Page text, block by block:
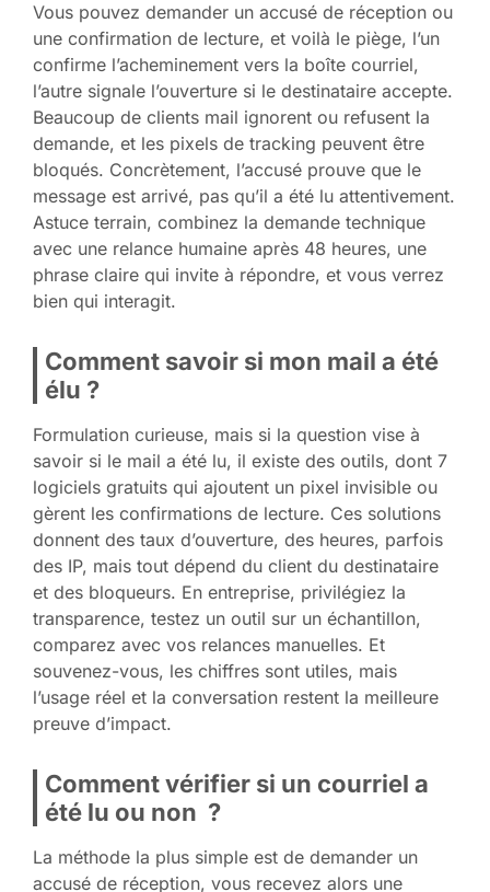
Vous pouvez demander un accusé de réception ou
une confirmation de lecture, et voilà le piège, l’un
confirme l’acheminement vers la boîte courriel,
l’autre signale l’ouverture si le destinataire accepte.
Beaucoup de clients mail ignorent ou refusent la
demande, et les pixels de tracking peuvent être
bloqués. Concrètement, l’accusé prouve que le
message est arrivé, pas qu’il a été lu attentivement.
Astuce terrain, combinez la demande technique
avec une relance humaine après 48 heures, une
phrase claire qui invite à répondre, et vous verrez
bien qui interagit.
Comment savoir si mon mail a été
élu ?
Formulation curieuse, mais si la question vise à
savoir si le mail a été lu, il existe des outils, dont 7
logiciels gratuits qui ajoutent un pixel invisible ou
gèrent les confirmations de lecture. Ces solutions
donnent des taux d’ouverture, des heures, parfois
des IP, mais tout dépend du client du destinataire
et des bloqueurs. En entreprise, privilégiez la
transparence, testez un outil sur un échantillon,
comparez avec vos relances manuelles. Et
souvenez-vous, les chiffres sont utiles, mais
l’usage réel et la conversation restent la meilleure
preuve d’impact.
Comment vérifier si un courriel a
été lu ou non ?
La méthode la plus simple est de demander un
accusé de réception, vous recevez alors une